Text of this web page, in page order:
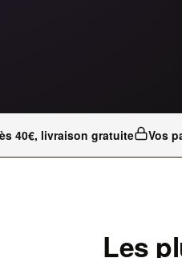
40€, livraison gratuite Vos
Les